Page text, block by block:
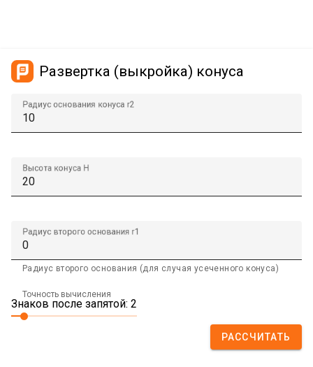
Развертка (выкройка) конуса
Радиус основания конуса r2
Высота конуса H
Радиус второго основания r1
Радиус второго основания (для случая усеченного конуса)
Точность вычисления
Знаков после запятой: 2
РАССЧИТАТЬ